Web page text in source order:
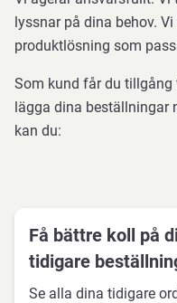
lyssnar på dina behov.
produktlösning som
Som kund får du tillgång
lägga dina beställningar
kan du:
Få bättre koll på
tidigare
Se alla dina tidigare